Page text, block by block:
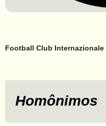
Football Club Internazionale
Homônimos